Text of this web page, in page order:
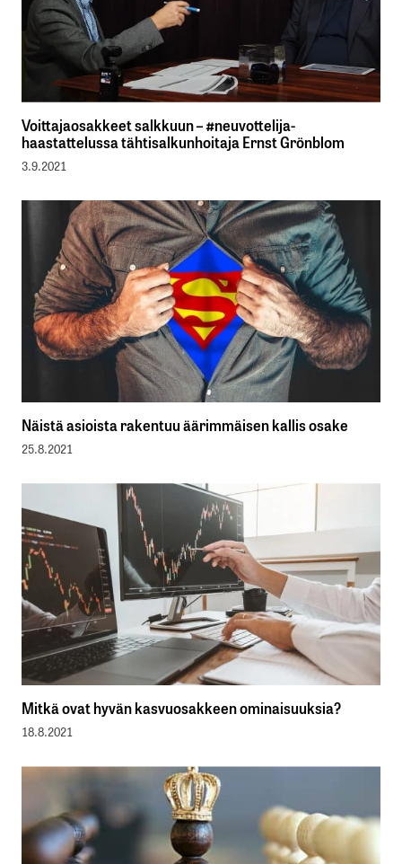
Voittajaosakkeet salkkuun – #neuvottelija-
haastattelussa tähtisalkunhoitaja Ernst Grönblom
3.9.2021
Näistä asioista rakentuu äärimmäisen kallis osake
25.8.2021
Mitkä ovat hyvän kasvuosakkeen ominaisuuksia?
18.8.2021